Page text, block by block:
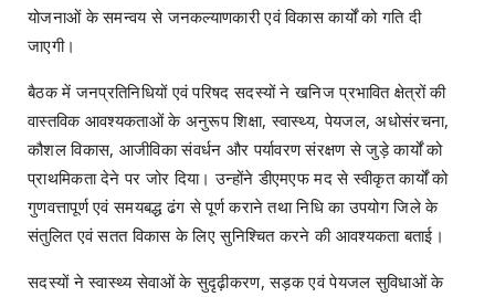
योजनाओं के समन्वय से जनकल्याणकारी एवं विकास कार्यों को गति दी
जाएगी।
बैठक में जनप्रतिनिधियों एवं परिषद सदस्यों ने खनिज प्रभावित क्षेत्रों की
वास्तविक आवश्यकताओं के अनुरूप शिक्षा, स्वास्थ्य, पेयजल, अधोसंरचना,
कौशल विकास, आजीविका संवर्धन और पर्यावरण संरक्षण से जुड़े कार्यों को
प्राथमिकता देने पर जोर दिया। उन्होंने डीएमएफ मद से स्वीकृत कार्यों को
गुणवत्तापूर्ण एवं समयबद्ध ढंग से पूर्ण कराने तथा निधि का उपयोग जिले के
संतुलित एवं सतत विकास के लिए सुनिश्चित करने की आवश्यकता बताई।
सदस्यों ने स्वास्थ्य सेवाओं के सुदृढ़ीकरण, सड़क एवं पेयजल सुविधाओं के